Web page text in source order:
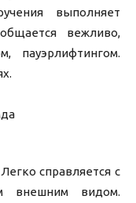
выполняет
вежливо,
пауэрлифтингом.
справляется с
внешним видом.